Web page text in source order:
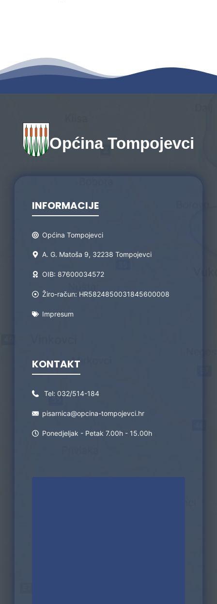
Općina Tompojevci
INFORMACIJE
Općina Tompojevci
A. G. Matoša 9, 32238 Tompojevci
OIB: 87600034572
Žiro-račun: HR5824850031845600008
Impresum
KONTAKT
Tel: 032/514-184
pisarnica@opcina-tompojevci.hr
Ponedjeljak - Petak 7.00h - 15.00h